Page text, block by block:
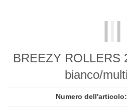
BREEZY ROLLERS
bianco/
Numero dell'articolo: